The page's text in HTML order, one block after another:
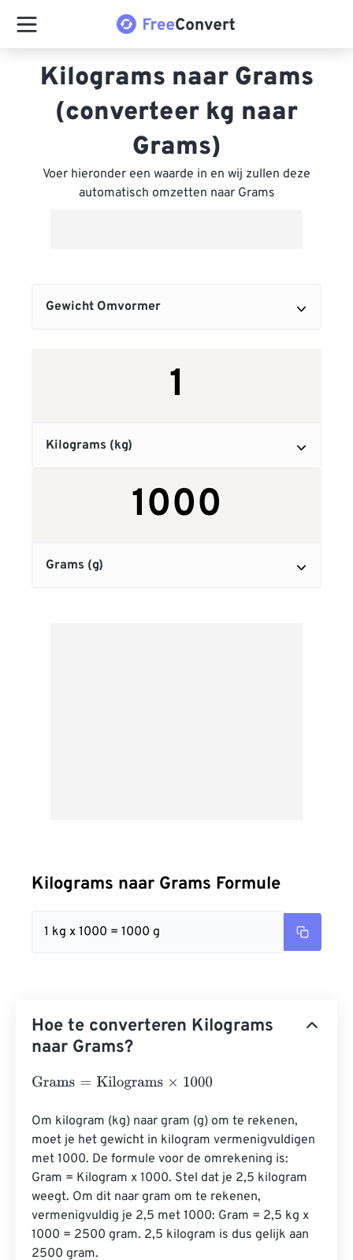
Kilograms naar Grams
(converteer kg naar
Grams)
Voer hieronder een waarde in en wij zullen deze
automatisch omzetten naar Grams
Kilograms naar Grams Formule
1 kg x 1000 = 1000 g
Hoe te converteren Kilograms
naar Grams?
Grams= Kilograms×1000
Om kilogram (kg) naar gram (g) om te rekenen,
moet je het gewicht in kilogram vermenigvuldigen
met 1000. De formule voor de omrekening is:
Gram = Kilogram x 1000. Stel dat je 2,5 kilogram
weegt. Om dit naar gram om te rekenen,
vermenigvuldig je 2,5 met 1000: Gram = 2,5 kg x
1000 = 2500 gram. 2,5 kilogram is dus gelijk aan
2500 gram.